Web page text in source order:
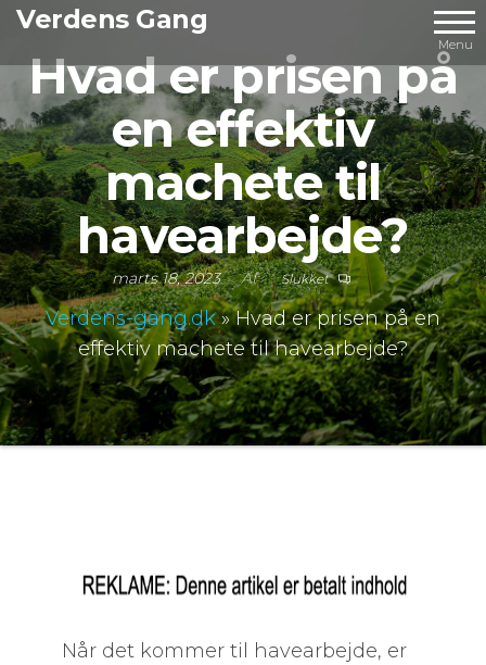
Videre
indhold
Verdens Gang
Menu
Hvad er prisen på
en effektiv
machete til
havearbejde?
marts 18, 2023 Af Slukket
Verdens-gang.dk»Hvad er prisen på en
effektiv machete til havearbejde?
Når det kommer til havearbejde, er